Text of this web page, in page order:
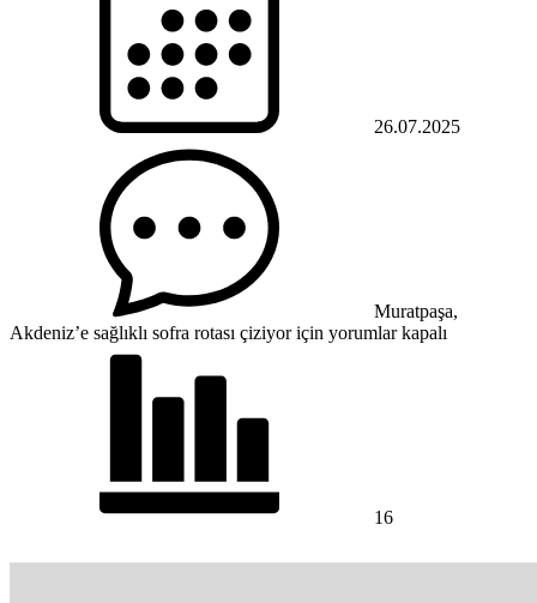
26.07.2025
Muratpaşa,
Akdeniz’e sağlıklı sofra rotası çiziyor için yorumlar kapalı
16